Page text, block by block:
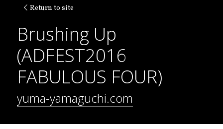
Return to site
Brushing Up
(ADFEST2016
FABULOUS FOUR)
yuma-yamaguchi.com